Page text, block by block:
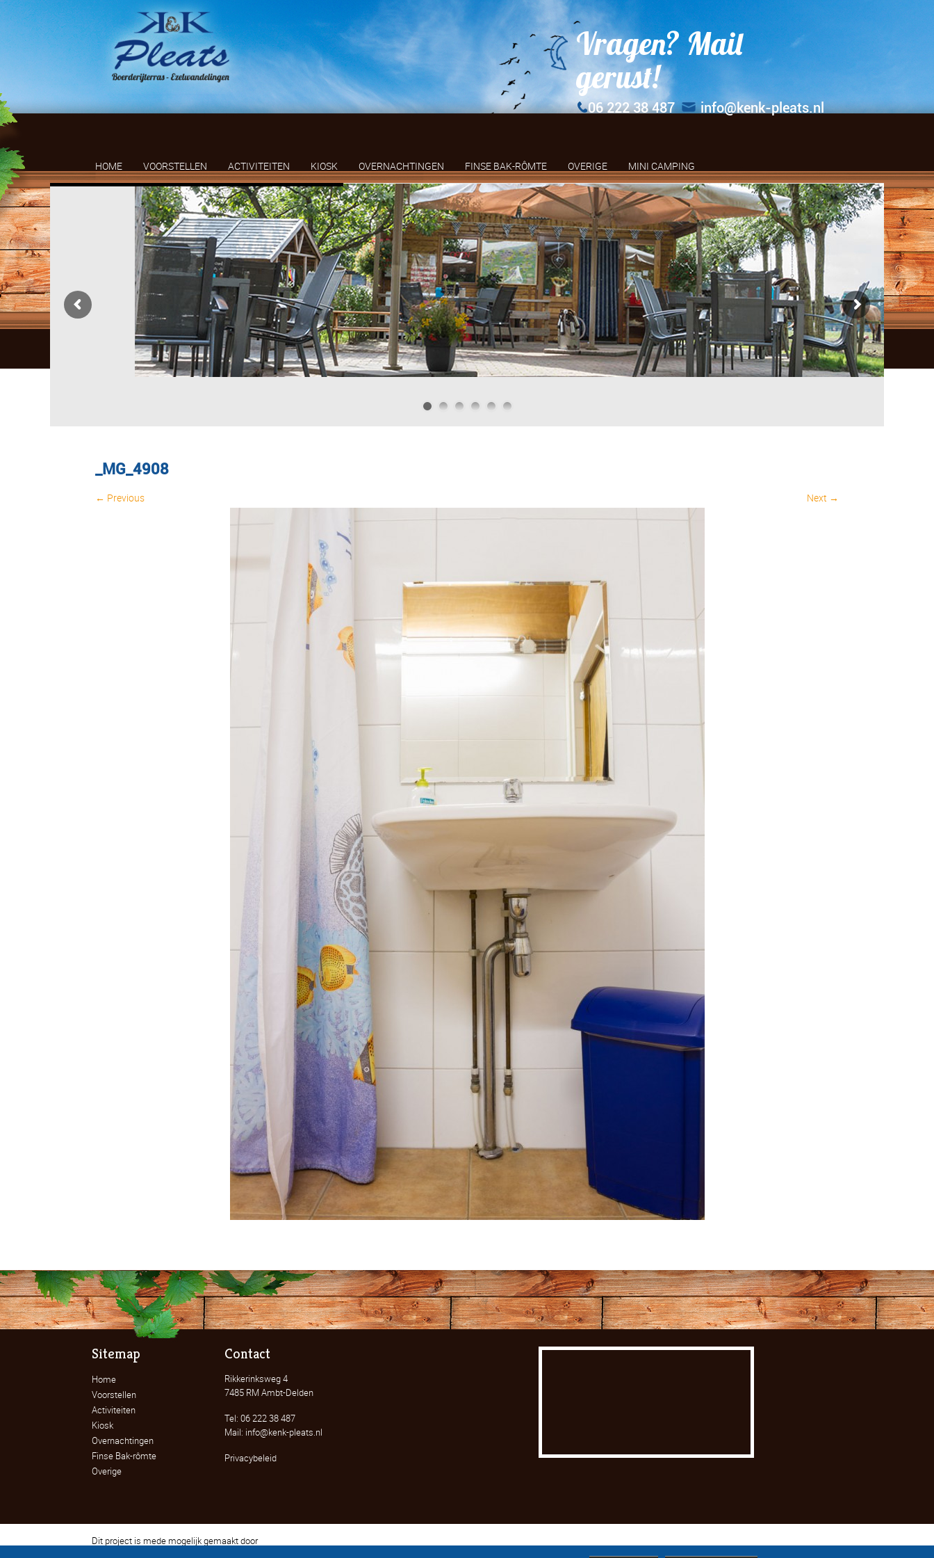
Vragen? Mail
gerust!
06 222 38 487 info@kenk-pleats.nl
HOME VOORSTELLEN ACTIVITEITEN KIOSK OVERNACHTINGEN FINSE BAK-RÔMTE OVERIGE MINI CAMPING
_MG_4908
Image navigation
← Previous Next →
Sitemap
Home
Voorstellen
Activiteiten
Kiosk
Overnachtingen
Finse Bak-rômte
Overige
Contact
Rikkerinksweg 4
7485 RM Ambt-Delden
Tel: 06 222 38 487
Mail: info@kenk-pleats.nl
Privacybeleid
Dit project is mede mogelijk gemaakt door